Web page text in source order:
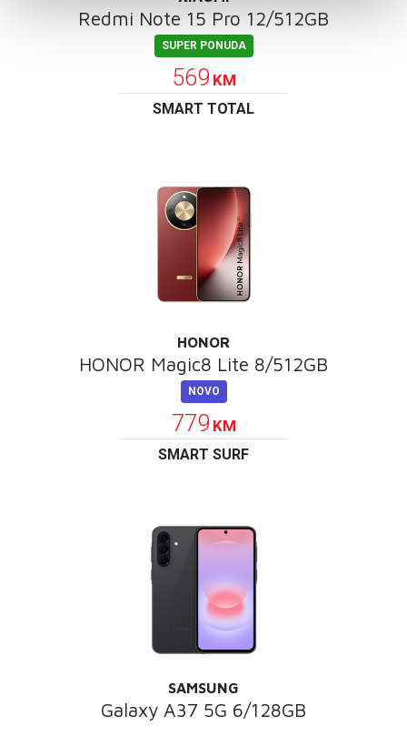
Redmi Note 15 Pro 12/512GB
SUPER PONUDA
569 KM
SMART TOTAL
HONOR
HONOR Magic8 Lite 8/512GB
NOVO
779 KM
SMART SURF
SAMSUNG
Galaxy A37 5G 6/128GB